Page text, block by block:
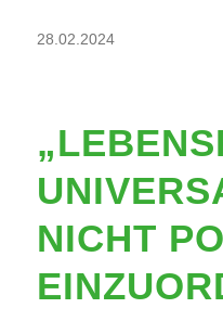
28.02.2024
NICHT